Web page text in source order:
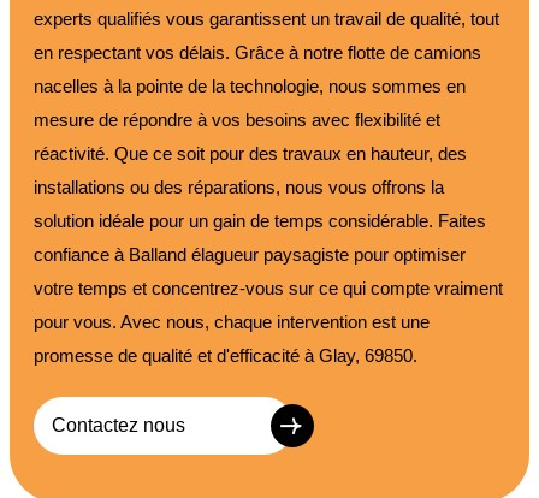
experts qualifiés vous garantissent un travail de qualité, tout
en respectant vos délais. Grâce à notre flotte de camions
nacelles à la pointe de la technologie, nous sommes en
mesure de répondre à vos besoins avec flexibilité et
réactivité. Que ce soit pour des travaux en hauteur, des
installations ou des réparations, nous vous offrons la
solution idéale pour un gain de temps considérable. Faites
confiance à Balland élagueur paysagiste pour optimiser
votre temps et concentrez-vous sur ce qui compte vraiment
pour vous. Avec nous, chaque intervention est une
promesse de qualité et d'efficacité à Glay, 69850.
Contactez nous